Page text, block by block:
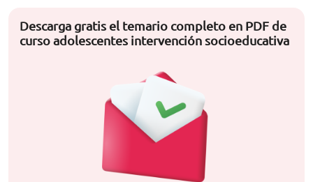
Descarga gratis el temario completo en PDF de
curso adolescentes intervención socioeducativa